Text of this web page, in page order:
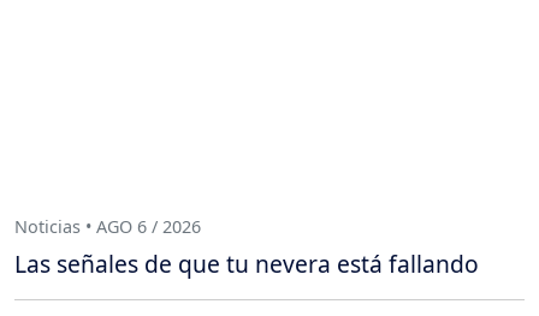
Noticias • AGO 6 / 2026
Las señales de que tu nevera está fallando